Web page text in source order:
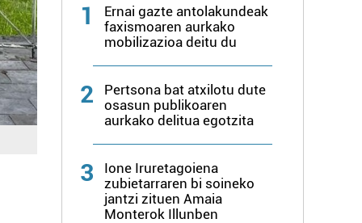
1
Ernai gazte antolakundeak
faxismoaren aurkako
mobilizazioa deitu du
2
Pertsona bat atxilotu dute
osasun publikoaren
aurkako delitua egotzita
3
Ione Iruretagoiena
zubietarraren bi soineko
jantzi zituen Amaia
Monterok Illunben